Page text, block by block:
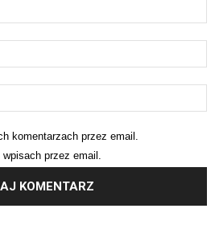
komentarzach przez email.
przez email.